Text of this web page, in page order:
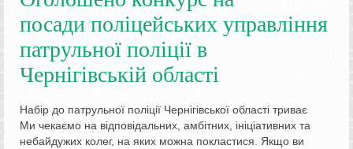
посади поліцейських управління
патрульної поліції в
Чернігівській області
Набір до патрульної поліції Чернігівської області триває
Ми чекаємо на відповідальних, амбітних, ініціативних та
небайдужих колег, на яких можна покластися. Якщо ви